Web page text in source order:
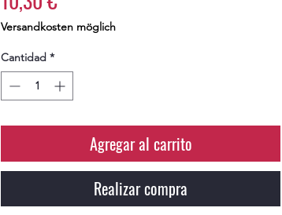
Versandkosten möglich
Cantidad *
Agregar al carrito
Realizar compra